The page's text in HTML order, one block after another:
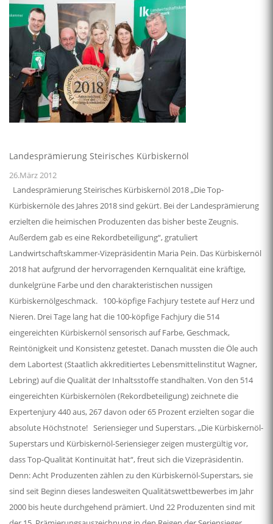
Landesprämierung Steirisches Kürbiskernöl
26.März 2012
Landesprämierung Steirisches Kürbiskernöl 2018 „Die Top-
Kürbiskernöle des Jahres 2018 sind gekürt. Bei der Landesprämierung
erzielten die heimischen Produzenten das bisher beste Zeugnis.
Außerdem gab es eine Rekordbeteiligung“, gratuliert
Landwirtschaftskammer-Vizepräsidentin Maria Pein. Das Kürbiskernöl
2018 hat aufgrund der hervorragenden Kernqualität eine kräftige,
dunkelgrüne Farbe und den charakteristischen nussigen
Kürbiskernölgeschmack. 100-köpfige Fachjury testete auf Herz und
Nieren. Drei Tage lang hat die 100-köpfige Fachjury die 514
eingereichten Kürbiskernöl sensorisch auf Farbe, Geschmack,
Reintönigkeit und Konsistenz getestet. Danach mussten die Öle auch
dem Labortest (Staatlich akkreditiertes Lebensmittelinstitut Wagner,
Lebring) auf die Qualität der Inhaltsstoffe standhalten. Von den 514
eingereichten Kürbiskernölen (Rekordbeteiligung) zeichnete die
Expertenjury 440 aus, 267 davon oder 65 Prozent erzielten sogar die
absolute Höchstnote! Seriensieger und Superstars. „Die Kürbiskernöl-
Superstars und Kürbiskernöl-Seriensieger zeigen mustergültig vor,
dass Top-Qualität Kontinuität hat“, freut sich die Vizepräsidentin.
Denn: Acht Produzenten zählen zu den Kürbiskernöl-Superstars, sie
sind seit Beginn dieses landesweiten Qualitätswettbewerbes im Jahr
2000 bis heute durchgehend prämiert. Und 22 Produzenten sind mit